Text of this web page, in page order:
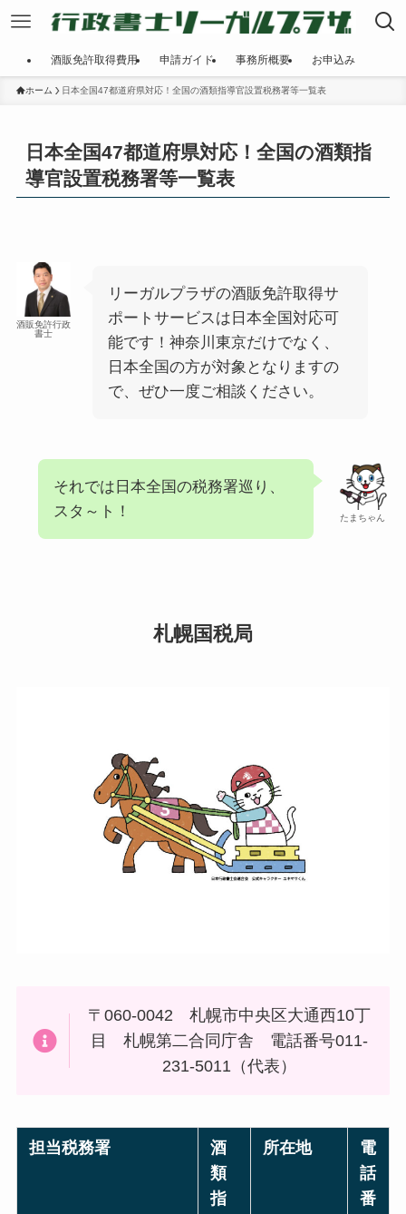
酒販免許取得費用 申請ガイド 事務所概要 お申込み
ホーム 日本全国47都道府県対応！全国の酒類指導官設置税務署等一覧表
日本全国47都道府県対応！全国の酒類指
導官設置税務署等一覧表
酒販免許行政
書士
リーガルプラザの酒販免許取得サ
ポートサービスは日本全国対応可
能です！神奈川東京だけでなく、
日本全国の方が対象となりますの
で、ぜひ一度ご相談ください。
たまちゃん
それでは日本全国の税務署巡り、
スタ～ト！
札幌国税局
〒060-0042 札幌市中央区大通西10丁
目 札幌第二合同庁舎 電話番号011-
231-5011（代表）
担当税務署
酒
類
指
所在地
電
話
番